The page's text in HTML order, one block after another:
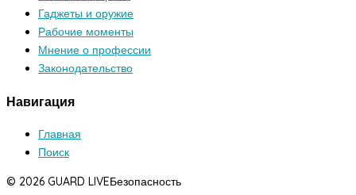
Гаджеты и оружие
Рабочие моменты
Мнение о профессии
Законодательство
Навигация
Главная
Поиск
© 2026 GUARD LIVEБезопасность